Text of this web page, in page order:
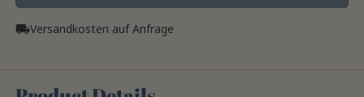
local_shippingVersandkosten auf Anfrage